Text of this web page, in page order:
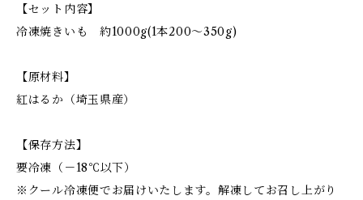
【セット内容】
冷凍焼きいも 約1000g(1本200～350g)
【原材料】
紅はるか（埼玉県産）
【保存方法】
要冷凍（－18℃以下）
※クール冷凍便でお届けいたします。解凍してお召し上がり